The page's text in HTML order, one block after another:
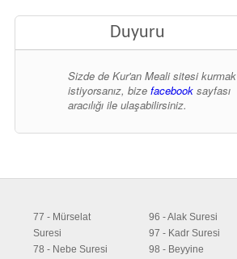
Duyuru
Sizde de Kur'an Meali sitesi kurmak
istiyorsanız, bizefacebook sayfası
aracılığı ile ulaşabilirsiniz.
77 - Mürselat
Suresi
78 - Nebe Suresi
96 - Alak Suresi
97 - Kadr Suresi
98 - Beyyine